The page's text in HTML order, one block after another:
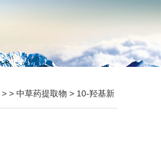
> > 中草药提取物 > 10-羟基新